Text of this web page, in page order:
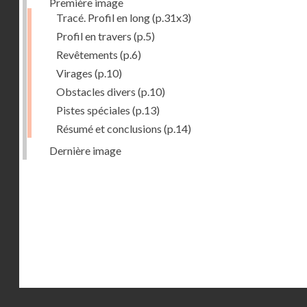
Tracé. Profil en long(p.31x3)
Profil en travers (p.5)
Revêtements (p.6)
Virages (p.10)
Obstacles divers (p.10)
Pistes spéciales (p.13)
Résumé et conclusions (p.14)
Dernière image